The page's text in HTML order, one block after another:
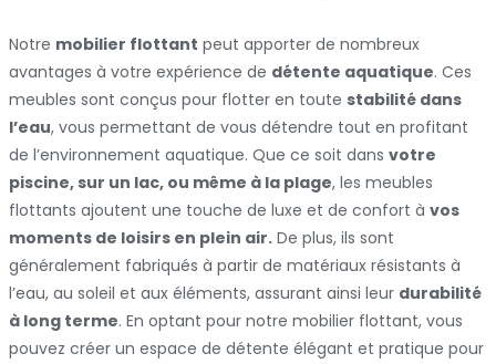
Notre mobilier flottant peut apporter de nombreux
avantages à votre expérience de détente aquatique. Ces
meubles sont conçus pour flotter en toute stabilité dans
l’eau, vous permettant de vous détendre tout en profitant
de l’environnement aquatique. Que ce soit dans votre
piscine, sur un lac, ou même à la plage, les meubles
flottants ajoutent une touche de luxe et de confort à vos
moments de loisirs en plein air. De plus, ils sont
généralement fabriqués à partir de matériaux résistants à
l’eau, au soleil et aux éléments, assurant ainsi leur durabilité
à long terme. En optant pour notre mobilier flottant, vous
pouvez créer un espace de détente élégant et pratique pour